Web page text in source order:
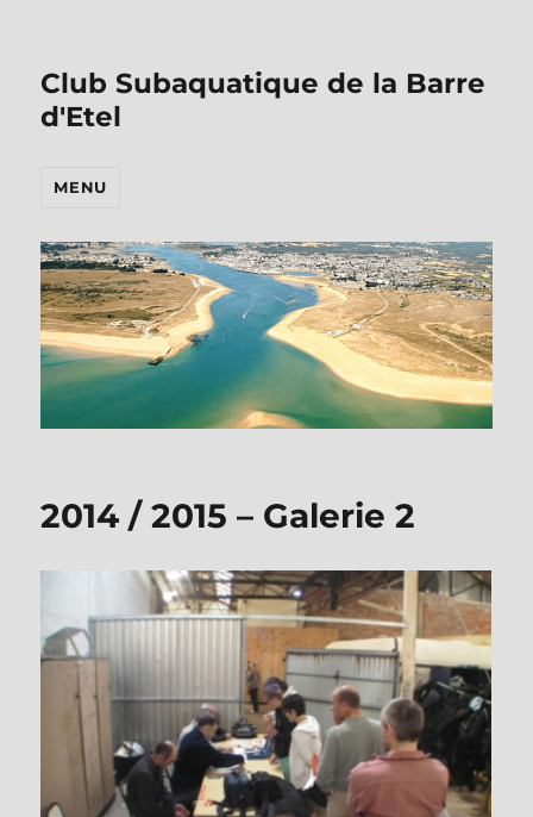
Club Subaquatique de la Barre
d'Etel
MENU
2014 / 2015 – Galerie 2